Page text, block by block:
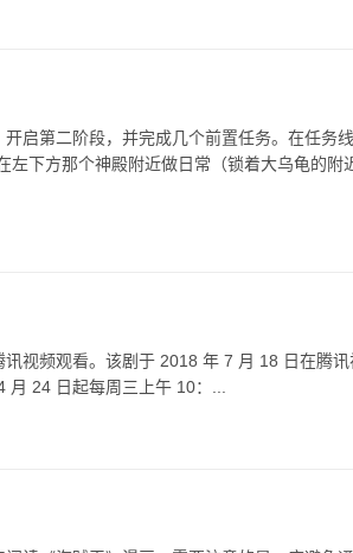
启第二阶段，并完成几个前置任务。在任务
左下方那个神殿附近做日常（锁着大乌龟的附
讯视频观看。该剧于 2018 年 7 月 18 日在腾
24 日起每周三上午 10：...